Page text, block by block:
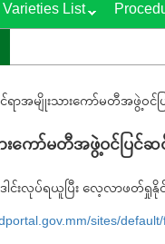
List
ရာအမျိုးသားကော်မတီအဖွဲ့ဝင်ပြ
ကော်မတီအဖွဲ့ဝင်ပြင်ဆင်
ါင်းလုပ်ရယူပြီး လေ့လာဖတ်ရှုနို
sites/